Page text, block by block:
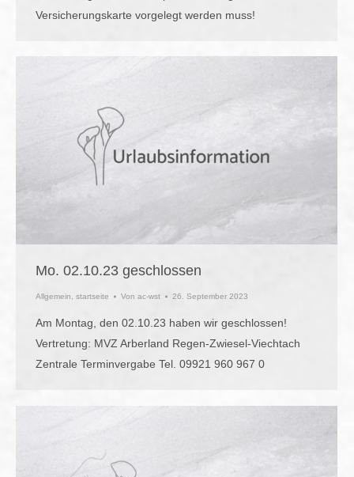
Versicherungskarte vorgelegt werden muss!
Mo. 02.10.23 geschlossen
Allgemein startseite Von ac-wst 26. September 2023
Am Montag, den 02.10.23 haben wir geschlossen!
Vertretung: MVZ Arberland Regen-Zwiesel-Viechtach
Zentrale Terminvergabe Tel. 09921 960 967 0